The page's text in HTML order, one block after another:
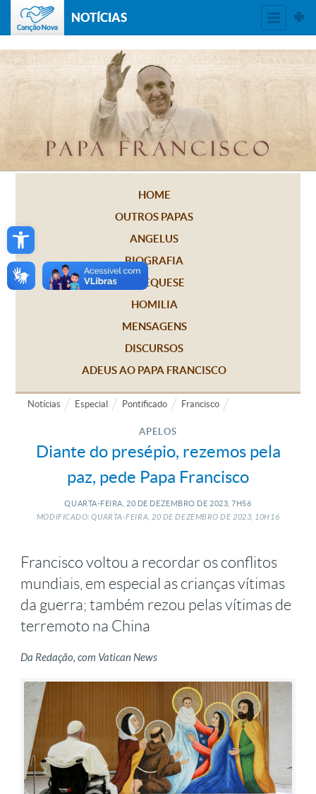
Open toolbar
NOTÍCIAS
HOME
OUTROS PAPAS
ANGELUS
BIOGRAFIA
CATEQUESE
HOMILIA
MENSAGENS
DISCURSOS
ADEUS AO PAPA FRANCISCO
Notícias Especial Pontificado Francisco
APELOS
Diante do presépio, rezemos pela
paz, pede Papa Francisco
QUARTA-FEIRA, 20 DE DEZEMBRO DE 2023, 7H56
MODIFICADO: QUARTA-FEIRA, 20 DEDEZEMBRO DE2023, 10H16
Francisco voltou a recordar os conflitos
mundiais, em especial as crianças vítimas
da guerra; também rezou pelas vítimas de
terremoto na China
Da Redação, com Vatican News